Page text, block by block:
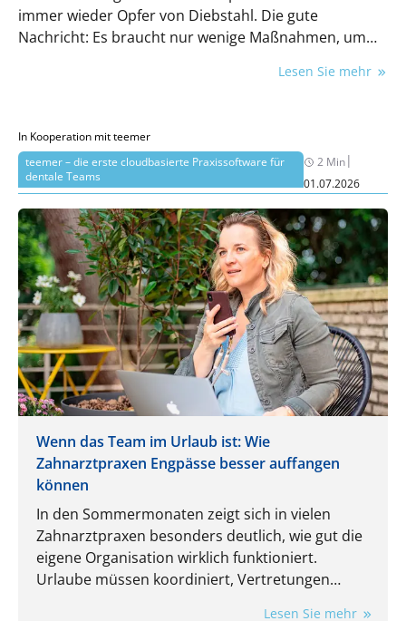
immer wieder Opfer von Diebstahl. Die gute
Nachricht: Es braucht nur wenige Maßnahmen, um
Lesen Sie mehr
In Kooperation mit teemer
teemer – die erste cloudbasierte Praxissoftware für
dentale Teams
2 Min|
01.07.2026
Wenn das Team im Urlaub ist: Wie
Zahnarztpraxen Engpässe besser auffangen
können
In den Sommermonaten zeigt sich in vielen
Zahnarztpraxen besonders deutlich, wie gut die
eigene Organisation wirklich funktioniert.
Urlaube müssen koordiniert, Vertretungen
Lesen Sie mehr